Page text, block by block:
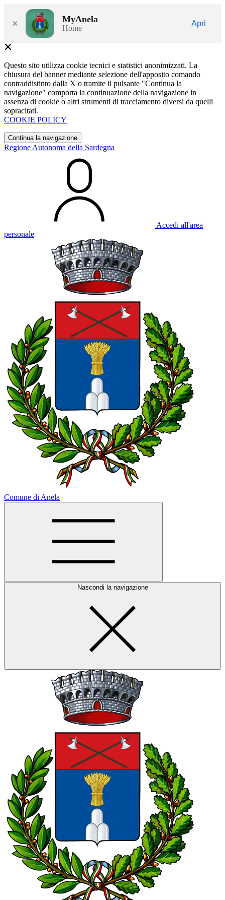
× MyAnela
Home
Apri
Questo sito utilizza cookie tecnici e statistici anonimizzati. La
chiusura del banner mediante selezione dell'apposito comando
contraddistinto dalla X o tramite il pulsante "Continua la
navigazione" comporta la continuazione della navigazione in
assenza di cookie o altri strumenti di tracciamento diversi da quelli
sopracitati.
COOKIE POLICY
Continua la navigazione
Regione Autonoma della Sardegna
Accedi all'area
personale
Comune di Anela
Nascondi la navigazione